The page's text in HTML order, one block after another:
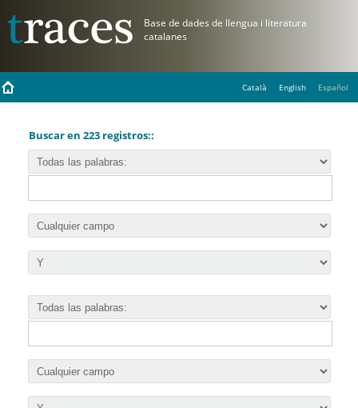
Català English Español
Buscar en 223 registros::